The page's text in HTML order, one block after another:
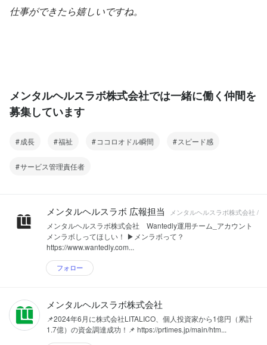
仕事ができたら嬉しいですね。
メンタルヘルスラボ株式会社では一緒に働く仲間を
募集しています
成長 福祉 ココロオドル瞬間 スピード感
サービス管理責任者
メンタルヘルスラボ 広報担当 メンタルヘルスラボ株式会社 /
メンタルヘルスラボ株式会社 Wantedly運用チーム_アカウント
メンラボしってほしい！ ▶︎メンラボって？
https://www.wantedly.com...
フォロー
メンタルヘルスラボ株式会社
📌2024年6月に株式会社LITALICO、個人投資家から1億円（累計
1.7億）の資金調達成功！📌 https://prtimes.jp/main/htm...